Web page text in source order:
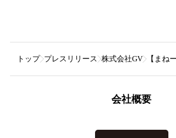
トップ プレスリリース 株式会社GV 【まね
会社概要